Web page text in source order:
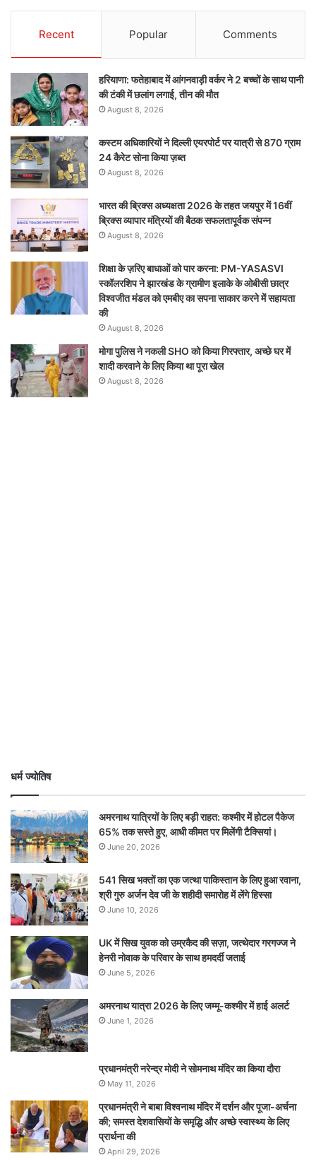
Recent Popular Comments
हरियाणा: फतेहाबाद में आंगनवाड़ी वर्कर ने 2 बच्चों के साथ पानी
की टंकी में छलांग लगाई, तीन की मौत
August 8, 2026
कस्टम अधिकारियों ने दिल्ली एयरपोर्ट पर यात्री से 870 ग्राम
24 कैरेट सोना किया ज़ब्त
August 8, 2026
भारत की ब्रिक्‍स अध्यक्षता 2026 के तहत जयपुर में 16वीं
ब्रिक्‍स व्यापार मंत्रियों की बैठक सफलतापूर्वक संपन्न
August 8, 2026
शिक्षा के ज़रिए बाधाओं को पार करना: PM-YASASVI
स्कॉलरशिप ने झारखंड के ग्रामीण इलाके के ओबीसी छात्र
विश्वजीत मंडल को एमबीए का सपना साकार करने में सहायता
की
August 8, 2026
मोगा पुलिस ने नकली SHO को किया गिरफ्तार, अच्छे घर में
शादी करवाने के लिए किया था पूरा खेल
August 8, 2026
धर्म ज्योतिष
अमरनाथ यात्रियों के लिए बड़ी राहत: कश्मीर में होटल पैकेज
65% तक सस्ते हुए, आधी कीमत पर मिलेंगी टैक्सियां।
June 20, 2026
541 सिख भक्तों का एक जत्था पाकिस्तान के लिए हुआ रवाना,
श्री गुरु अर्जन देव जी के शहीदी समारोह में लेंगे हिस्सा
June 10, 2026
UK में सिख युवक को उम्रकैद की सज़ा, जत्थेदार गरगज्ज ने
हेनरी नोवाक के परिवार के साथ हमदर्दी जताई
June 5, 2026
अमरनाथ यात्रा 2026 के लिए जम्मू-कश्मीर में हाई अलर्ट
June 1, 2026
प्रधानमंत्री नरेन्‍द्र मोदी ने सोमनाथ मंदिर का किया दौरा
May 11, 2026
प्रधानमंत्री ने बाबा विश्वनाथ मंदिर में दर्शन और पूजा-अर्चना
की; समस्‍त देशवासियों के समृद्धि और अच्छे स्वास्थ्य के लिए
प्रार्थना की
April 29, 2026